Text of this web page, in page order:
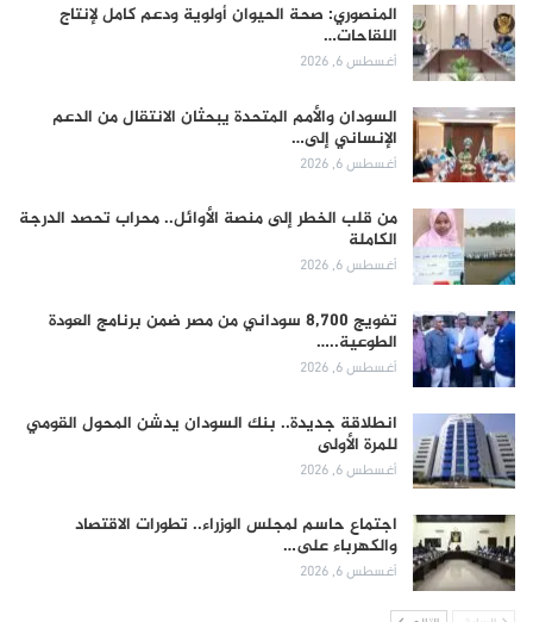
المنصوري: صحة الحيوان أولوية ودعم كامل لإنتاج
اللقاحات…
أغسطس 6, 2026
السودان والأمم المتحدة يبحثان الانتقال من الدعم
الإنساني إلى…
أغسطس 6, 2026
من قلب الخطر إلى منصة الأوائل.. محراب تحصد الدرجة
الكاملة
أغسطس 6, 2026
تفويج 8,700 سوداني من مصر ضمن برنامج العودة
الطوعية..…
أغسطس 6, 2026
انطلاقة جديدة.. بنك السودان يدشن المحول القومي
للمرة الأولى
أغسطس 6, 2026
اجتماع حاسم لمجلس الوزراء.. تطورات الاقتصاد
والكهرباء على…
أغسطس 6, 2026